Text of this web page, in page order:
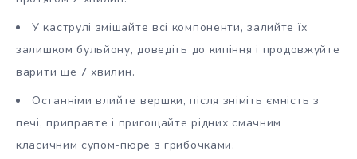
У каструлі змішайте всі компоненти, залийте їх
залишком бульйону, доведіть до кипіння і продовжуйте
варити ще 7 хвилин.
Останніми влийте вершки, після зніміть ємність з
печі, приправте і пригощайте рідних смачним
класичним супом-пюре з грибочками.